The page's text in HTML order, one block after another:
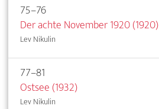
75–76
Der achte November 1920 (1920)
Lev Nikulin
77–81
Ostsee (1932)
Lev Nikulin